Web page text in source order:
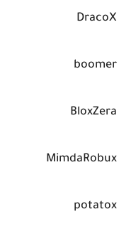
DracoX
boomer
BloxZera
MimdaRobux
potatox